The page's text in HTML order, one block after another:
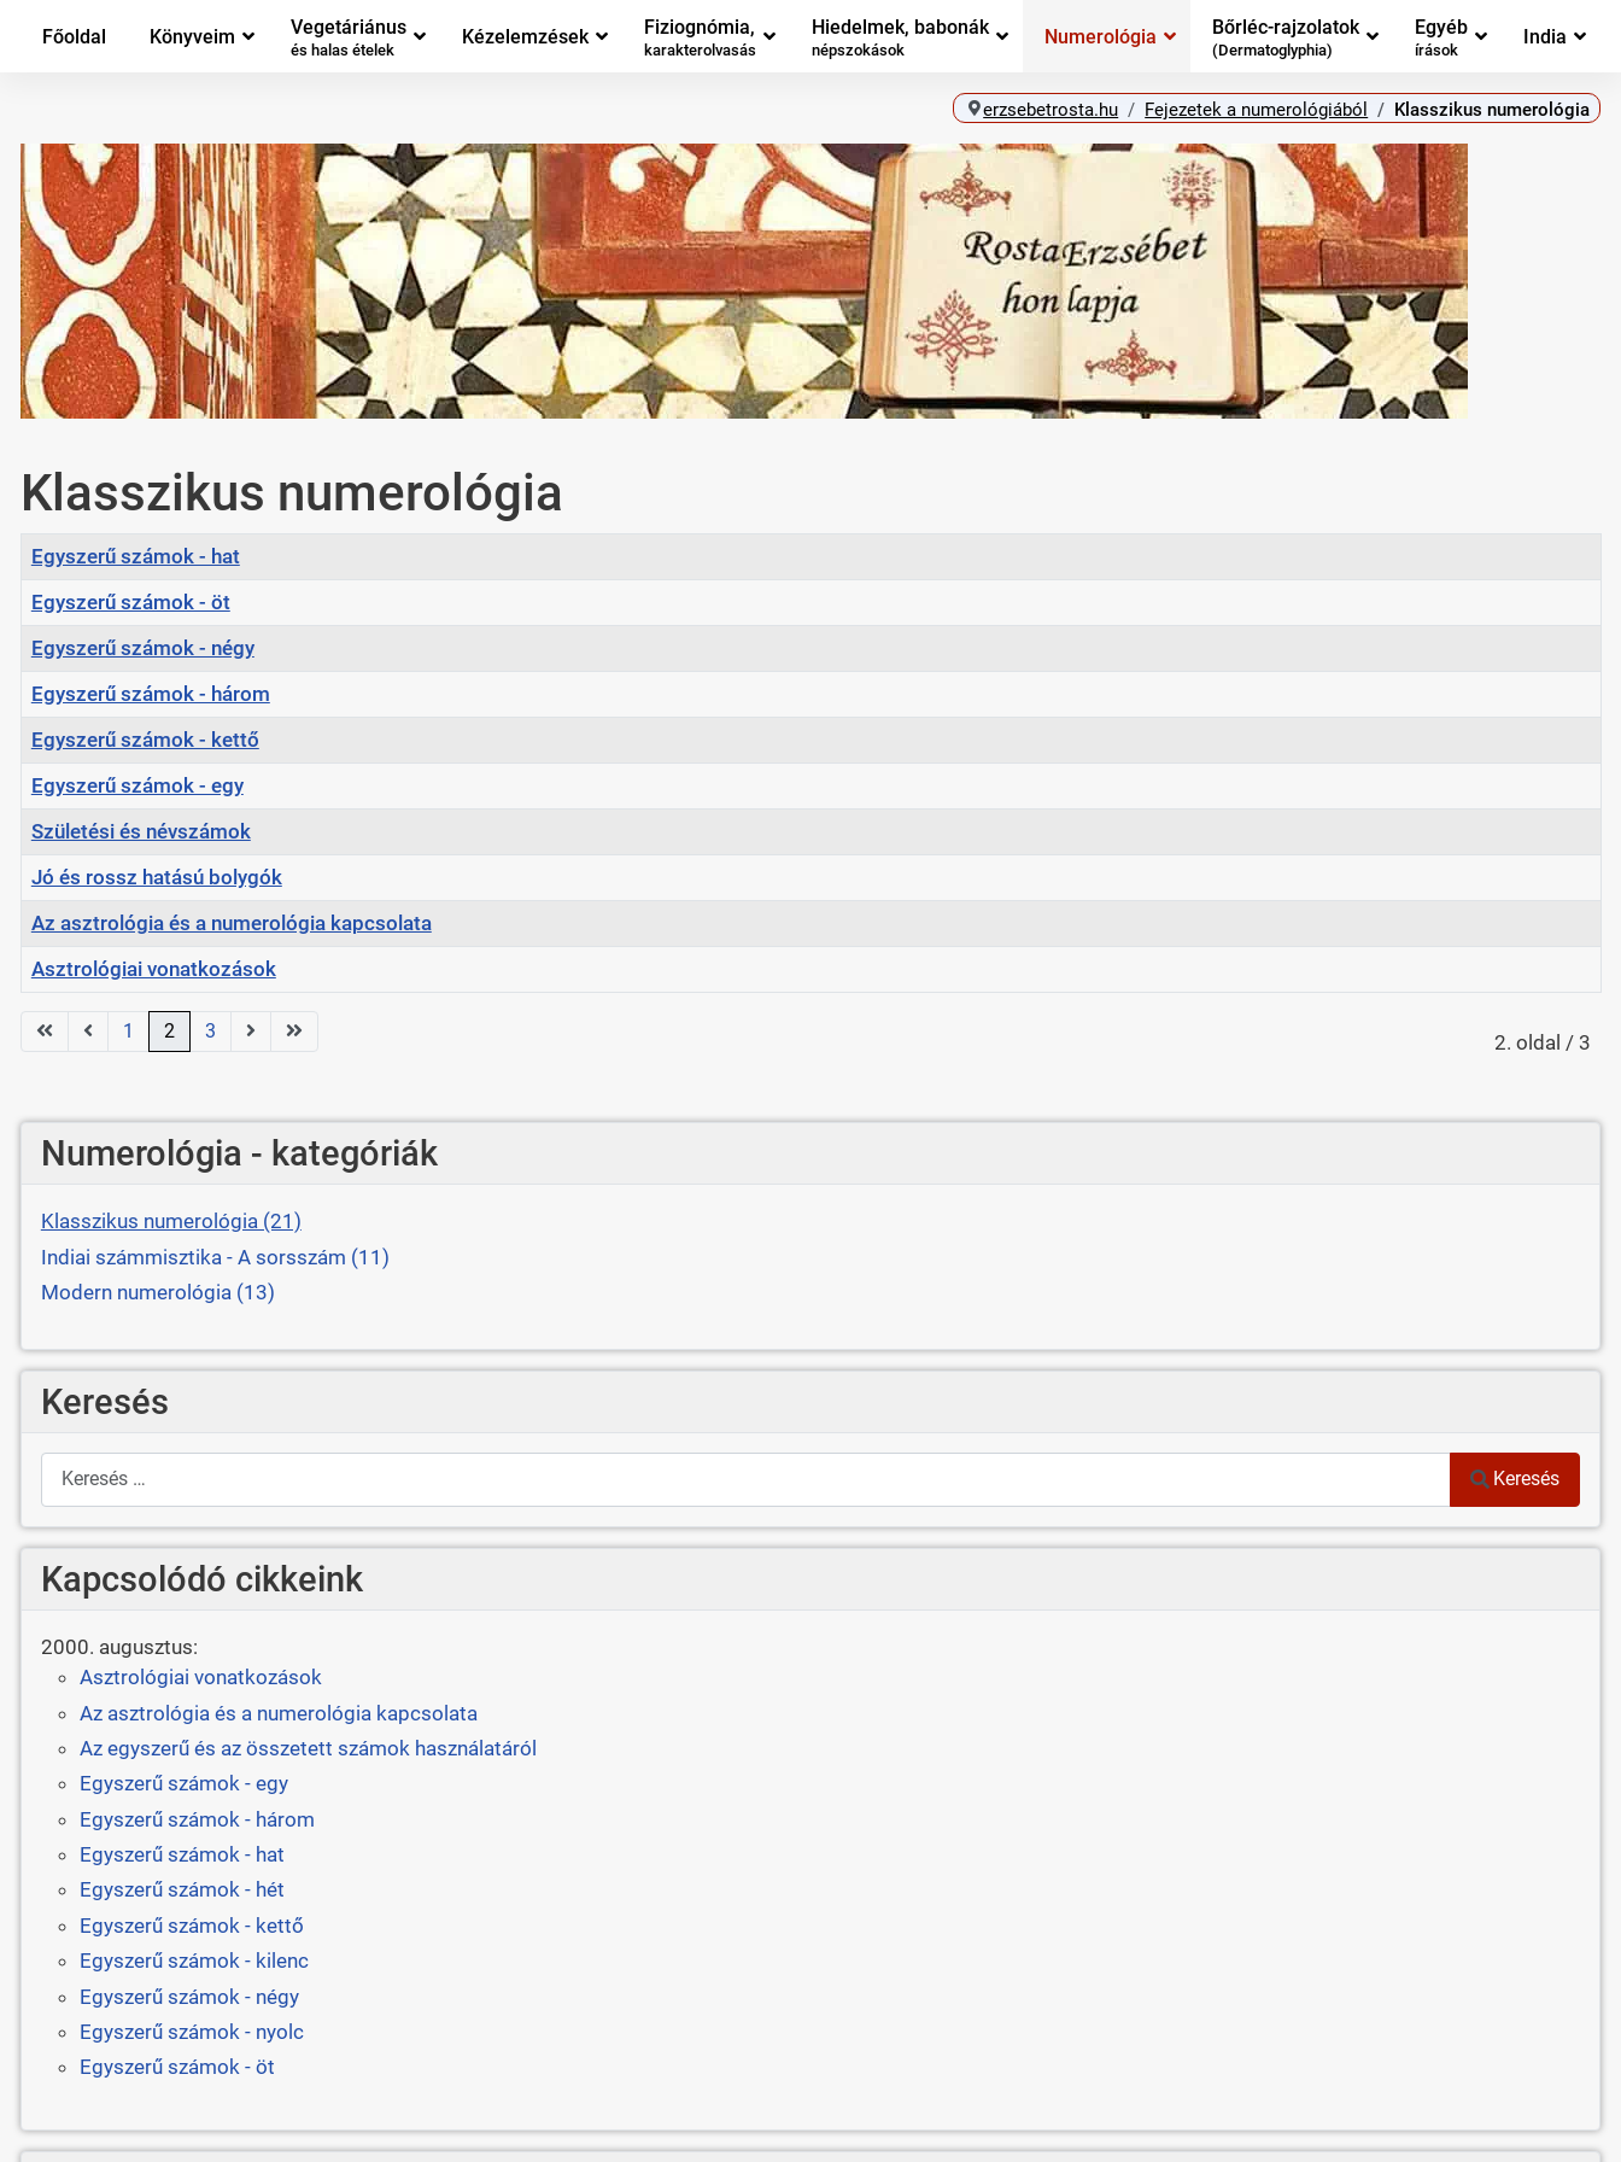
Főoldal Könyveim Vegetáriánus
és halas ételek
Kézelemzések Fiziognómia,
karakterolvasás
Hiedelmek, babonák
népszokások
Numerológia Bőrléc-rajzolatok
(Dermatoglyphia)
Egyéb
írások
India
erzsebetrosta.hu Fejezetek a numerológiából Klasszikus numerológia
Klasszikus numerológia
Cím
Egyszerű számok - hat
Egyszerű számok - öt
Egyszerű számok - négy
Egyszerű számok - három
Egyszerű számok - kettő
Egyszerű számok - egy
Születési és névszámok
Jó és rossz hatású bolygók
Az asztrológia és a numerológia kapcsolata
Asztrológiai vonatkozások
2. oldal / 3
1 2 3
Numerológia - kategóriák
Klasszikus numerológia (21)
Indiai számmisztika - A sorsszám (11)
Modern numerológia (13)
Keresés
Keresés
Keresés
Kapcsolódó cikkeink
2000. augusztus:
Asztrológiai vonatkozások
Az asztrológia és a numerológia kapcsolata
Az egyszerű és az összetett számok használatáról
Egyszerű számok - egy
Egyszerű számok - három
Egyszerű számok - hat
Egyszerű számok - hét
Egyszerű számok - kettő
Egyszerű számok - kilenc
Egyszerű számok - négy
Egyszerű számok - nyolc
Egyszerű számok - öt